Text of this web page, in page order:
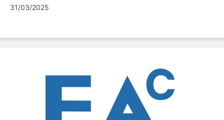
31/03/2025